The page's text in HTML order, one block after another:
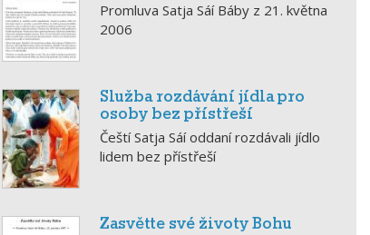
Promluva Satja Sáí Báby z 21. května
2006
Služba rozdávání jídla pro
osoby bez přístřeší
Čeští Satja Sáí oddaní rozdávali jídlo
lidem bez přístřeší
Zasvěťte své životy Bohu